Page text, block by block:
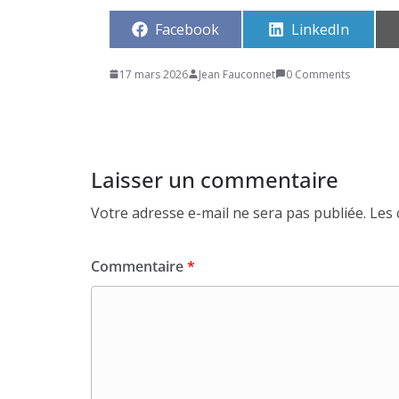
Share
Facebook Share
LinkedIn
17 mars 2026 Jean Fauconnet 0 Comments
Laisser un commentaire
Votre adresse e-mail ne sera pas publiée. Les
Commentaire*